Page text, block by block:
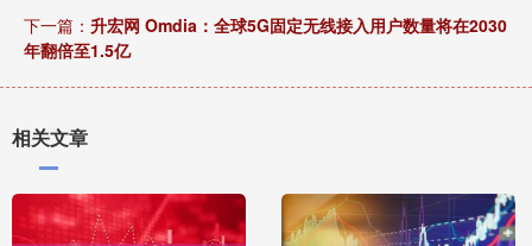
下一篇： 升宏网 Omdia：全球5G固定无线接入用户数量将在2030
年翻倍至1.5亿
相关文章